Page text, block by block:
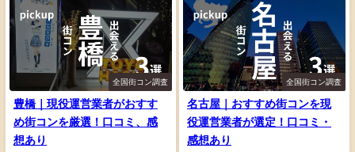
全国街コン調査
豊橋｜現役運営業者がおすす
め街コンを厳選！口コミ、感
想あり
全国街コン調査
名古屋｜おすすめ街コンを現
役運営業者が選定！口コミ・
感想あり